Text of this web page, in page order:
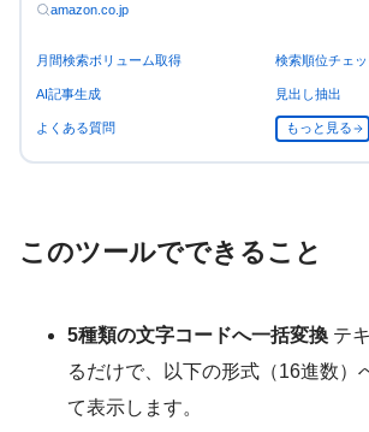
amazon.co.jp
月間検索ボリューム取得 検索順位チェッ
AI記事生成 見出し抽出
よくある質問 もっと見る
このツールでできること
5種類の文字コードへ一括変換 テ
るだけで、以下の形式（16進数）
て表示します。